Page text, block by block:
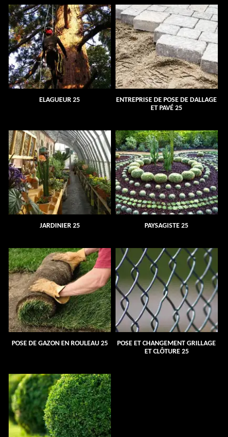
ELAGUEUR 25
ENTREPRISE DE POSE DE DALLAGE
ET PAVÉ 25
JARDINIER 25 PAYSAGISTE 25
POSE DE GAZON EN ROULEAU 25
POSE ET CHANGEMENT GRILLAGE
ET CLÔTURE 25